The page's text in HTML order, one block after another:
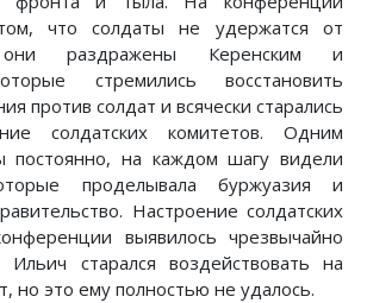
что солдаты не удержатся от
они раздражены Керенским и
стремились восстановить
против солдат и всячески старались
солдатских комитетов. Одним
постоянно, на каждом шагу видели
проделывала буржуазия и
Настроение солдатских
выявилось чрезвычайно
старался воздействовать на
но это ему полностью не удалось.